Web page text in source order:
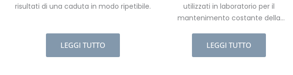
risultati di una caduta in modo ripetibile.
LEGGI TUTTO
utilizzati in laboratorio per il
mantenimento costante della
LEGGI TUTTO